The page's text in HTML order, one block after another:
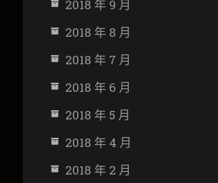
2018 年 9 月
2018 年 8 月
2018 年 7 月
2018 年 6 月
2018 年 5 月
2018 年 4 月
2018 年 2 月